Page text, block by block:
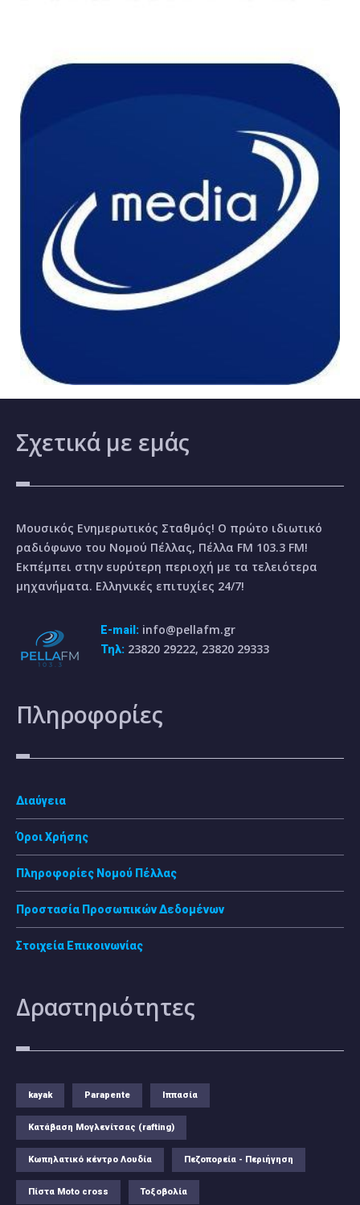
Σχετικά με εμάς
Μουσικός Ενημερωτικός Σταθμός! Ο πρώτο ιδιωτικό
ραδιόφωνο του Νομού Πέλλας, Πέλλα FM 103.3 FM!
Εκπέμπει στην ευρύτερη περιοχή με τα τελειότερα
μηχανήματα. Ελληνικές επιτυχίες 24/7!
E-mail: info@pellafm.gr
Τηλ: 23820 29222, 23820 29333
Πληροφορίες
Διαύγεια
Όροι Χρήσης
Πληροφορίες Νομού Πέλλας
Προστασία Προσωπικών Δεδομένων
Στοιχεία Επικοινωνίας
Δραστηριότητες
kayak Parapente Ιππασία
Κατάβαση Μογλενίτσας (rafting)
Κωπηλατικό κέντρο Λουδία Πεζοπορεία - Περιήγηση
Πίστα Moto cross Τοξοβολία